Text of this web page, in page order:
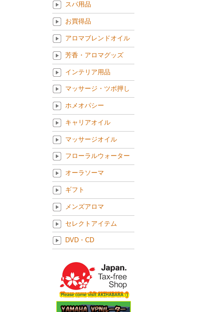
スパ用品
お買得品
アロマブレンドオイル
芳香・アロマグッズ
インテリア用品
マッサージ・ツボ押し
ホメオパシー
キャリアオイル
マッサージオイル
フローラルウォーター
オーラソーマ
ギフト
メンズアロマ
セレクトアイテム
DVD・CD